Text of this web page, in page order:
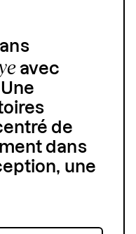
avec
de
dans
une